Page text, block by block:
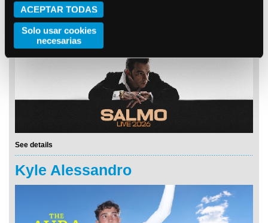
ACEPTAR TODAS
Solo usar cookies
necesarias
See details
Salmo
See details
Kyle Alessandro